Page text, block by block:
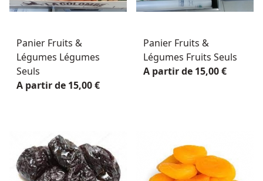
Panier Fruits &
Légumes Légumes
Seuls
A partir de 15,00 €
Panier Fruits &
Légumes Fruits Seuls
A partir de 15,00 €